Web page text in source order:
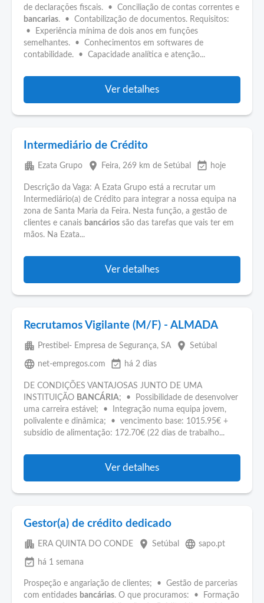
de declarações fiscais. • Conciliação de contas correntes e
bancarias. • Contabilização de documentos. Requisitos:
• Experiência mínima de dois anos em funções
semelhantes. • Conhecimentos em softwares de
contabilidade. • Capacidade analítica e atenção...
Ver detalhes
Intermediário de Crédito
apartment Ezata Grupo place Feira, 269 km de Setúbal event_available hoje
Descrição da Vaga: A Ezata Grupo está a recrutar um
Intermediário(a) de Crédito para integrar a nossa equipa na
zona de Santa Maria da Feira. Nesta função, a gestão de
clientes e canais bancários são das tarefas que vais ter em
mãos. Na Ezata...
Ver detalhes
Recrutamos Vigilante (M/F) - ALMADA
apartment Prestibel- Empresa de Segurança, SA place Setúbal
language net-empregos.com event_available há 2 dias
DE CONDIÇÕES VANTAJOSAS JUNTO DE UMA
INSTITUIÇÃO BANCÁRIA; • Possibilidade de desenvolver
uma carreira estável; • Integração numa equipa jovem,
polivalente e dinâmica; • vencimento base: 1015.95€ +
subsídio de alimentação: 172.70€ (22 dias de trabalho...
Ver detalhes
Gestor(a) de crédito dedicado
apartment ERA QUINTA DO CONDE place Setúbal language sapo.pt
event_available há 1 semana
Prospeção e angariação de clientes; • Gestão de parcerias
com entidades bancárias. O que procuramos: • Formação